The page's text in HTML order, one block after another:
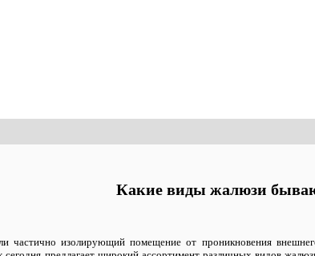
Какие виды жалюзи
частично изолирующий помещение от проникновения